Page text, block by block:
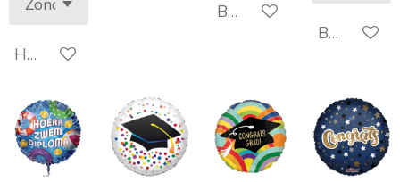
Houd mij op de hoogte
Bekijk details
Bekijk